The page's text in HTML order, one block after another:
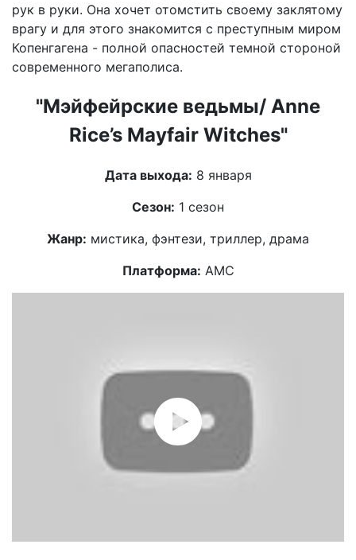
рук в руки. Она хочет отомстить своему заклятому
врагу и для этого знакомится с преступным миром
Копенгагена - полной опасностей темной стороной
современного мегаполиса.
"Мэйфейрские ведьмы/ Anne
Rice’s Mayfair Witches"
Дата выхода: 8 января
Сезон: 1 сезон
Жанр: мистика, фэнтези, триллер, драма
Платформа: АМС